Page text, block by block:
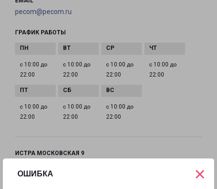
ОШИБКА ×
pecom@pecom.ru
ГРАФИК РАБОТЫ
с 10:00 до
22:00
с 10:00 до
22:00
с 10:00 до
22:00
с 10:00 до
22:00
с 10:00 до
22:00
с 10:00 до
22:00
с 10:00 до
22:00
ИСТРА МОСКОВСКАЯ 9